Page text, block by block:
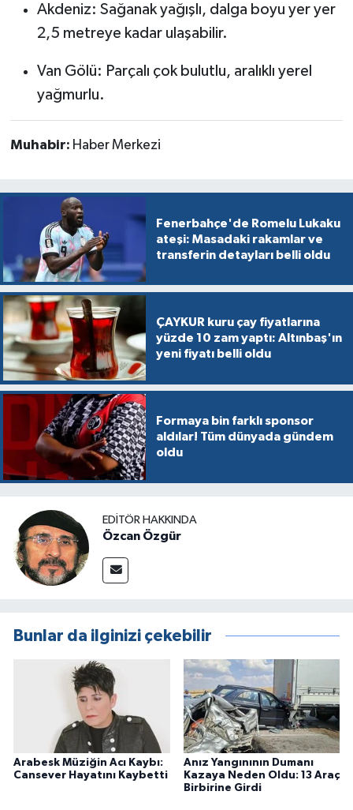
Akdeniz: Sağanak yağışlı, dalga boyu yer yer
2,5 metreye kadar ulaşabilir.
Van Gölü: Parçalı çok bulutlu, aralıklı yerel
yağmurlu.
Muhabir: Haber Merkezi
Fenerbahçe'de Romelu Lukaku
ateşi: Masadaki rakamlar ve
transferin detayları belli oldu
ÇAYKUR kuru çay fiyatlarına
yüzde 10 zam yaptı: Altınbaş'ın
yeni fiyatı belli oldu
Formaya bin farklı sponsor
aldılar! Tüm dünyada gündem
oldu
EDITÖR HAKKINDA
Özcan Özgür
Bunlar da ilginizi çekebilir
Arabesk Müziğin Acı Kaybı:
Cansever Hayatını Kaybetti
Anız Yangınının Dumanı
Kazaya Neden Oldu: 13 Araç
Birbirine Girdi